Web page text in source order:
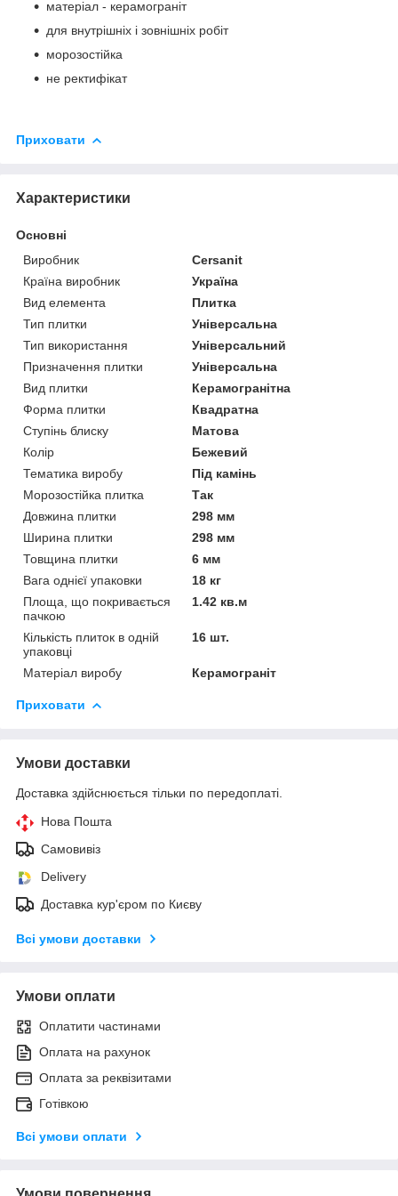
матеріал - керамограніт
для внутрішніх і зовнішніх робіт
морозостійка
не ректифікат
Приховати
Характеристики
Основні
Виробник
Cersanit
Країна виробник
Україна
Вид елемента
Плитка
Тип плитки
Універсальна
Тип використання
Універсальний
Призначення плитки
Універсальна
Вид плитки
Керамогранітна
Форма плитки
Квадратна
Ступінь блиску
Матова
Колір
Бежевий
Тематика виробу
Під камінь
Морозостійка плитка
Так
Довжина плитки
298 мм
Ширина плитки
298 мм
Товщина плитки
6 мм
Вага однієї упаковки
18 кг
Площа, що покривається
пачкою
1.42 кв.м
Кількість плиток в одній
упаковці
16 шт.
Матеріал виробу Керамограніт
Приховати
Умови доставки
Доставка здійснюється тільки по передоплаті.
Нова Пошта
Самовивіз
Delivery
Доставка кур'єром по Києву
Всі умови доставки
Умови оплати
Оплатити частинами
Оплата на рахунок
Оплата за реквізитами
Готівкою
Всі умови оплати